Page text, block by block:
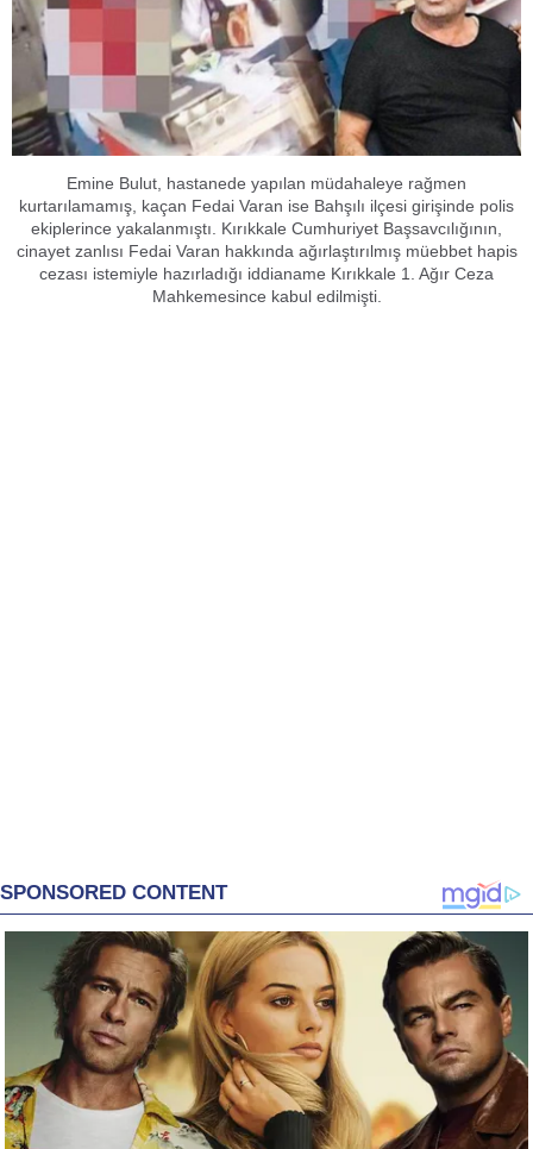
Emine Bulut, hastanede yapılan müdahaleye rağmen
kurtarılamamış, kaçan Fedai Varan ise Bahşılı ilçesi girişinde polis
ekiplerince yakalanmıştı. Kırıkkale Cumhuriyet Başsavcılığının,
cinayet zanlısı Fedai Varan hakkında ağırlaştırılmış müebbet hapis
cezası istemiyle hazırladığı iddianame Kırıkkale 1. Ağır Ceza
Mahkemesince kabul edilmişti.